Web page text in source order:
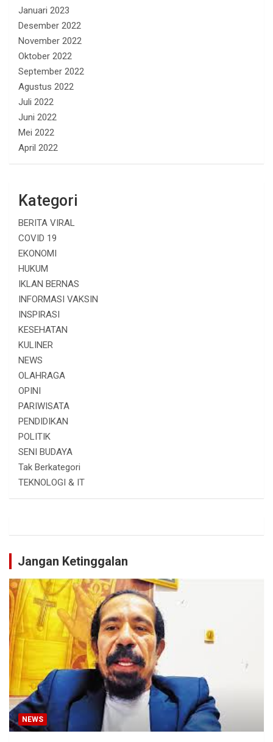
Januari 2023
Desember 2022
November 2022
Oktober 2022
September 2022
Agustus 2022
Juli 2022
Juni 2022
Mei 2022
April 2022
Kategori
BERITA VIRAL
COVID 19
EKONOMI
HUKUM
IKLAN BERNAS
INFORMASI VAKSIN
INSPIRASI
KESEHATAN
KULINER
NEWS
OLAHRAGA
OPINI
PARIWISATA
PENDIDIKAN
POLITIK
SENI BUDAYA
Tak Berkategori
TEKNOLOGI & IT
Jangan Ketinggalan
NEWS